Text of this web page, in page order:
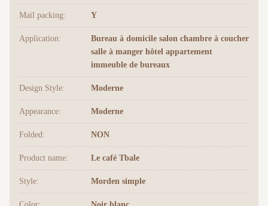
Mail packing: Y
Application:
Bureau à domicile salon chambre à coucher
salle à manger hôtel appartement
immeuble de bureaux
Design Style: Moderne
Appearance: Moderne
Folded: NON
Product name: Le café Tbale
Style: Morden simple